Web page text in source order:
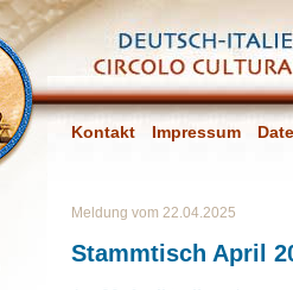
Meldung vom 22.04.2025
Stammtisch April
Kontakt Impressum